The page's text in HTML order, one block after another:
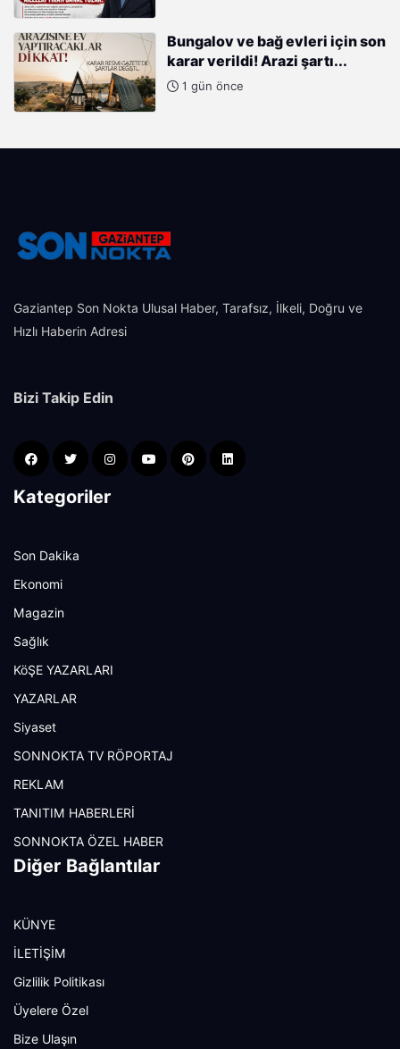
Bungalov ve bağ evleri için son
karar verildi! Arazi şartı...
1 gün önce
Gaziantep Son Nokta Ulusal Haber, Tarafsız, İlkeli, Doğru ve
Hızlı Haberin Adresi
Bizi Takip Edin
Kategoriler
Son Dakika
Ekonomi
Magazin
Sağlık
KöŞE YAZARLARI
YAZARLAR
Siyaset
SONNOKTA TV RÖPORTAJ
REKLAM
TANITIM HABERLERİ
SONNOKTA ÖZEL HABER
Diğer Bağlantılar
KÜNYE
İLETİŞİM
Gizlilik Politikası
Üyelere Özel
Bize Ulaşın